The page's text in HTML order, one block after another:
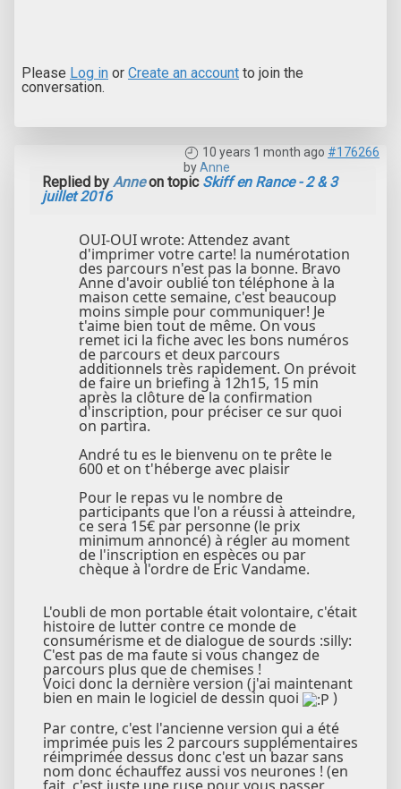
Please Log in or Create an account to join the
conversation.
10 years 1 month ago #176266
byAnne
Replied by Anneon topic Skiff en Rance - 2 & 3
juillet 2016
OUI-OUI wrote: Attendez avant
d'imprimer votre carte! la numérotation
des parcours n'est pas la bonne. Bravo
Anne d'avoir oublié ton téléphone à la
maison cette semaine, c'est beaucoup
moins simple pour communiquer! Je
t'aime bien tout de même. On vous
remet ici la fiche avec les bons numéros
de parcours et deux parcours
additionnels très rapidement. On prévoit
de faire un briefing à 12h15, 15 min
après la clôture de la confirmation
d'inscription, pour préciser ce sur quoi
on partira.
André tu es le bienvenu on te prête le
600 et on t'héberge avec plaisir
Pour le repas vu le nombre de
participants que l'on a réussi à atteindre,
ce sera 15€ par personne (le prix
minimum annoncé) à régler au moment
de l'inscription en espèces ou par
chèque à l'ordre de Eric Vandame.
L'oubli de mon portable était volontaire, c'était
histoire de lutter contre ce monde de
consumérisme et de dialogue de sourds :silly:
C'est pas de ma faute si vous changez de
parcours plus que de chemises !
Voici donc la dernière version (j'ai maintenant
bien en main le logiciel de dessin quoi
)
Par contre, c'est l'ancienne version qui a été
imprimée puis les 2 parcours supplémentaires
réimprimée dessus donc c'est un bazar sans
nom donc échauffez aussi vos neurones ! (en